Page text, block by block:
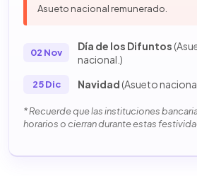
Asueto nacional remunerado.
02 Nov
Día de los Difuntos
nacional.)
25 Dic Navidad(Asueto
* Recuerde que las instituciones
horarios o cierran durante estas